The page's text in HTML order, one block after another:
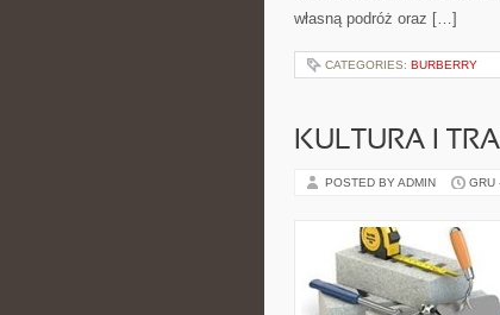
własną podróż oraz […]
CATEGORIES: BURBERRY
KULTURA I
POSTED BY ADMIN GRU